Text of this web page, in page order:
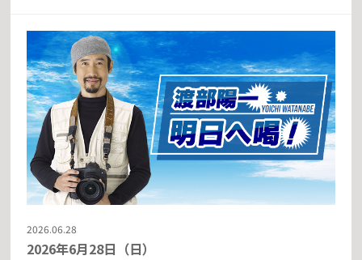
2026.06.28
2026年6月28日（日）